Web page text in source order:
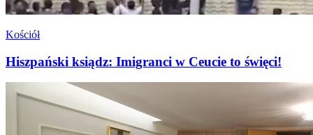
Kościół
Hiszpański ksiądz: Imigranci w Ceucie to święci!